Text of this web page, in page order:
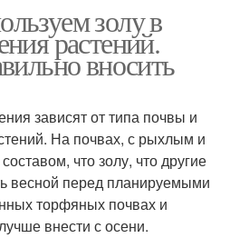
золу в
растений.
вносить
зависят от типа почвы и
На почвах, с рыхлым и
что золу, что другие
весной перед планируемыми
торфяных почвах и
внести с осени.